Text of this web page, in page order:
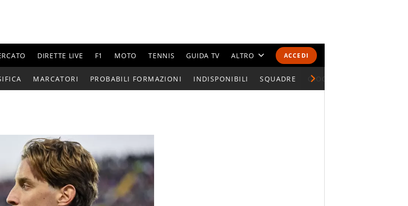
ACCEDI
DIRETTE LIVE F1 MOTO TENNIS GUIDA TV ALTRO
CALENDARI E CLASSIFICHE
MARCATORI PROBABILI FORMAZIONI INDISPONIBILI SQUADRE GIOCATORI SERIE A